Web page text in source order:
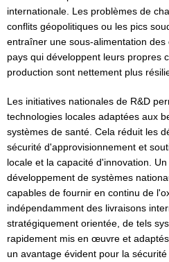
internationale. Les problèmes de
conflits géopolitiques ou les pics
entraîner une sous-alimentation
pays qui développent leurs propres
production sont nettement plus
Les initiatives nationales de R&D
technologies locales adaptées aux
systèmes de santé. Cela réduit les
sécurité d'approvisionnement et
locale et la capacité d'innovation.
développement de systèmes
capables de fournir en continu de
indépendamment des livraisons
stratégiquement orientée, de tels
rapidement mis en œuvre et
un avantage évident pour la